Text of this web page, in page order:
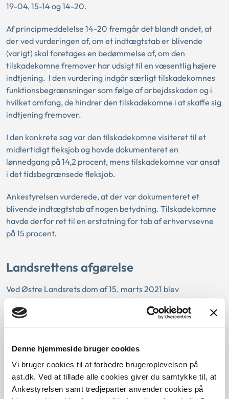
Denne hjemmeside bruger cookies
Vi bruger cookies til at forbedre brugeroplevelsen på
ast.dk. Ved at tillade alle cookies giver du samtykke til, at
Ankestyrelsen samt tredjeparter anvender cookies på
19-04,15-14 og14-20.
Af principmeddelelse 14-20 fremgår det blandt andet, at
der ved vurderingen af, om et indtægtstab er blivende
(varigt) skal foretages en bedømmelse af, om den
tilskadekomne fremover har udsigt til en væsentlig højere
indtjening. I den vurdering indgår særligt tilskadekomnes
funktionsbegrænsninger som følge af arbejdsskaden og i
hvilket omfang, de hindrer den tilskadekomne i at skaffe sig
indtjening fremover.
I den konkrete sag var den tilskadekomne visiteret til et
midlertidigt fleksjob og havde dokumenteret en
lønnedgang på 14,2 procent, mens tilskadekomne var ansat
i det tidsbegrænsede fleksjob.
Ankestyrelsen vurderede, at der var dokumenteret et
blivende indtægtstab af nogen betydning. Tilskadekomne
havde derfor ret til en erstatning for tab af erhvervsevne
på 15 procent.
Landsrettens afgørelse
Ved Østre Landsrets dom af 15. marts 2021 blev
Ankestyrelsen dømt til at anerkende, at en borger havde
ret til erstatning for tab af erhvervsevne på 15 procent
efter en arbejdsskade. Borgeren var i fleksjob både på
Borgeren og Ankestyrelsen var enige om, at borgerens
lønnedgang i fleksjobbet var mindre end 15 procent, men
borgeren mente, at hun havde ret til erstatning alligevel.